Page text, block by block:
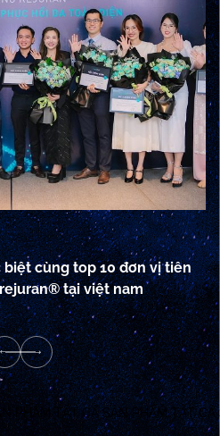
biệt cùng top 10 đơn vị tiên
tại việt nam
PHẨM TẤT CẢ SẢN PHẨM TẤT CẢ